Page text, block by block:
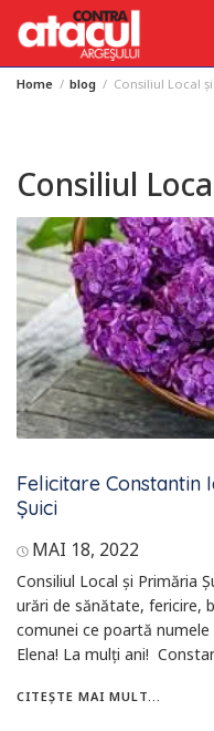
SkipHome blog Consiliul Local
Consiliul
Felicitare Constantin
Șuici
MAI 18, 2022
Consiliul Local și Primăria
urări de sănătate, fericire,
comunei ce poartă
Elena! La mulți ani!
CITEȘTE MAI MULT...